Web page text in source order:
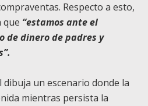
Respecto a esto,
que “estamos ante el
de dinero de padres y
un escenario donde la
mientras persista la